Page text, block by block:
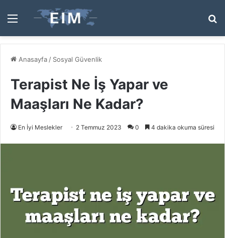
Menü
...
Anasayfa / Sosyal Güvenlik
Terapist Ne İş Yapar ve
Maaşları Ne Kadar?
En İyi Meslekler 2 Temmuz 2023 0 4 dakika okuma süresi